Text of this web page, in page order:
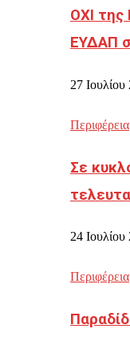
ΟΧΙ της
ΕΥΔΑΠ
27 Ιουλίου
Περιφέρεια
Σε
24 Ιουλίου
Περιφέρεια